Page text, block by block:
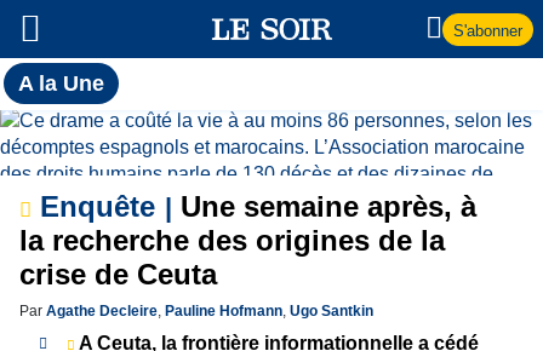
S'abonner
A la UneToutes
l'actualité
du Soir
A
la
Une
Enquête
Une semaine après, à
la recherche des origines de la
crise de Ceuta
Par Agathe Decleire, Pauline Hofmann, Ugo Santkin
A Ceuta, la frontière informationnelle a cédé